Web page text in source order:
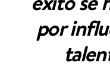
por